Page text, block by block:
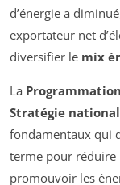
d’énergie a
exportateur net
diversifier le mix
La
Stratégie
fondamentaux qui
terme pour réduire
promouvoir les